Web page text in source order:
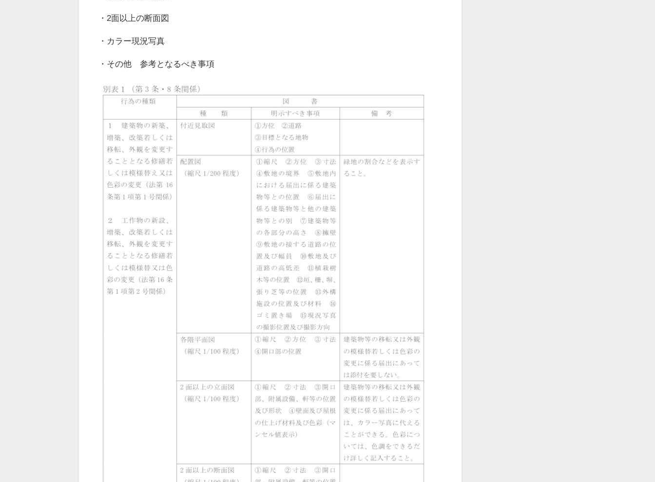
・2面以上の断面図
・カラー現況写真
・その他 参考となるべき事項